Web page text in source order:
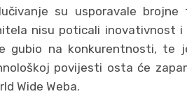
su usporavale
nisu poticali inovativnost
gubio na konkurentnosti, te
povijesti osta će
Wide Weba.